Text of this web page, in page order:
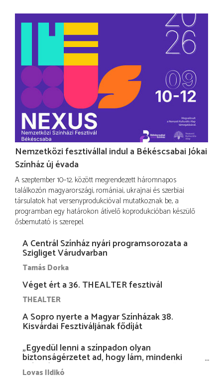
Nemzetközi fesztivállal indul a Békéscsabai Jókai
Színház új évada
A szeptember 10–12. között megrendezett háromnapos
találkozón magyarországi, romániai, ukrajnai és szerbiai
társulatok hat versenyprodukcióval mutatkoznak be, a
programban egy határokon átívelő koprodukcióban készülő
ősbemutató is szerepel.
A Centrál Színház nyári programsorozata a
Szigliget Várudvarban
Tamás Dorka
Véget ért a 36. THEALTER fesztivál
THEALTER
A Sopro nyerte a Magyar Színházak 38.
Kisvárdai Fesztiváljának fődíját
„Egyedül lenni a színpadon olyan
biztonságérzetet ad, hogy lám, mindenki
más nélkül is megvagyok magammal…”
Lovas Ildikó